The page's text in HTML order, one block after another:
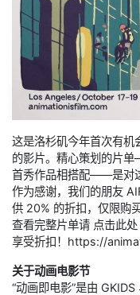
这是洛杉矶今年首次有机
的影片。精心策划的片
首秀作品相搭配——是对
作为感谢，我们的朋友
供 20% 的折扣，仅限购
查看完整片单请 点击此
享受折扣！https://
关于动画电影节
“动画即电影”是由